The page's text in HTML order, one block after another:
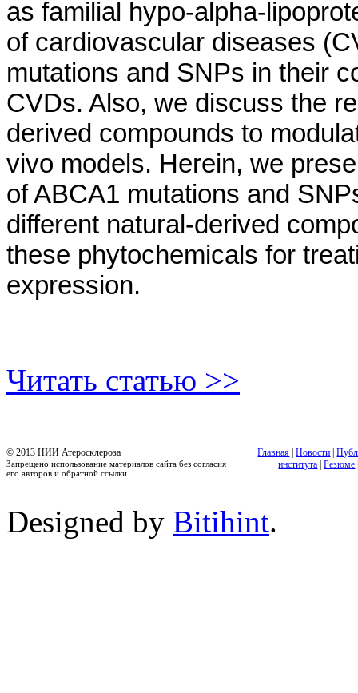
as familial hypo-alpha-
of cardiovascular diseases
mutations and SNPs in their
CVDs. Also, we discuss the
derived compounds to
vivo models. Herein, we
of ABCA1 mutations and
different natural-derived
these phytochemicals for
expression.
Читать статью >>
© 2013 НИИ Атеросклероза
Запрещено использование материалов сайта без согласия
его авторов и обратной ссылки.
Главная |Новости |
института |Резюме
Designed by Bitihint.